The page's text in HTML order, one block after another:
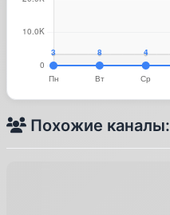
Похожие каналы: